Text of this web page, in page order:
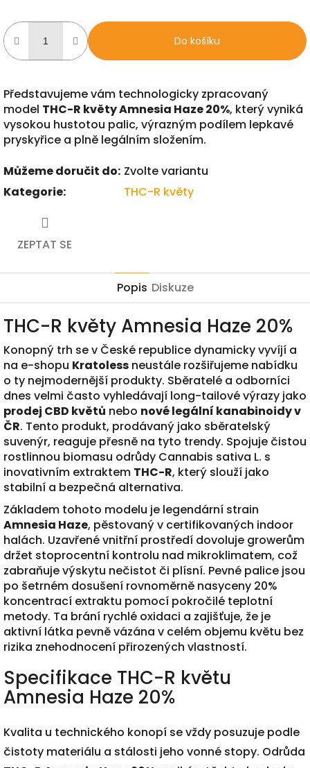
Do košíku
Představujeme vám technologicky zpracovaný
model THC-R květy Amnesia Haze 20%, který vyniká
vysokou hustotou palic, výrazným podílem lepkavé
pryskyřice a plně legálním složením.
Můžeme doručit do: Zvolte variantu
Kategorie: THC-R květy
ZEPTAT SE
Popis Diskuze
THC-R květy Amnesia Haze 20%
Konopný trh se v České republice dynamicky vyvíjí a
na e-shopu Kratoless neustále rozšiřujeme nabídku
o ty nejmodernější produkty. Sběratelé a odborníci
dnes velmi často vyhledávají long-tailové výrazy jako
prodej CBD květů nebo nové legální kanabinoidy v
ČR. Tento produkt, prodávaný jako sběratelský
suvenýr, reaguje přesně na tyto trendy. Spojuje čistou
rostlinnou biomasu odrůdy Cannabis sativa L. s
inovativním extraktem THC-R, který slouží jako
stabilní a bezpečná alternativa.
Základem tohoto modelu je legendární strain
Amnesia Haze, pěstovaný v certifikovaných indoor
halách. Uzavřené vnitřní prostředí dovoluje growerům
držet stoprocentní kontrolu nad mikroklimatem, což
zabraňuje výskytu nečistot či plísní. Pevné palice jsou
po šetrném dosušení rovnoměrně nasyceny 20%
koncentrací extraktu pomocí pokročilé teplotní
metody. Ta brání rychlé oxidaci a zajišťuje, že je
aktivní látka pevně vázána v celém objemu květu bez
rizika znehodnocení přirozených vlastností.
Specifikace THC-R květu
Amnesia Haze 20%
Kvalita u technického konopí se vždy posuzuje podle
čistoty materiálu a stálosti jeho vonné stopy. Odrůda